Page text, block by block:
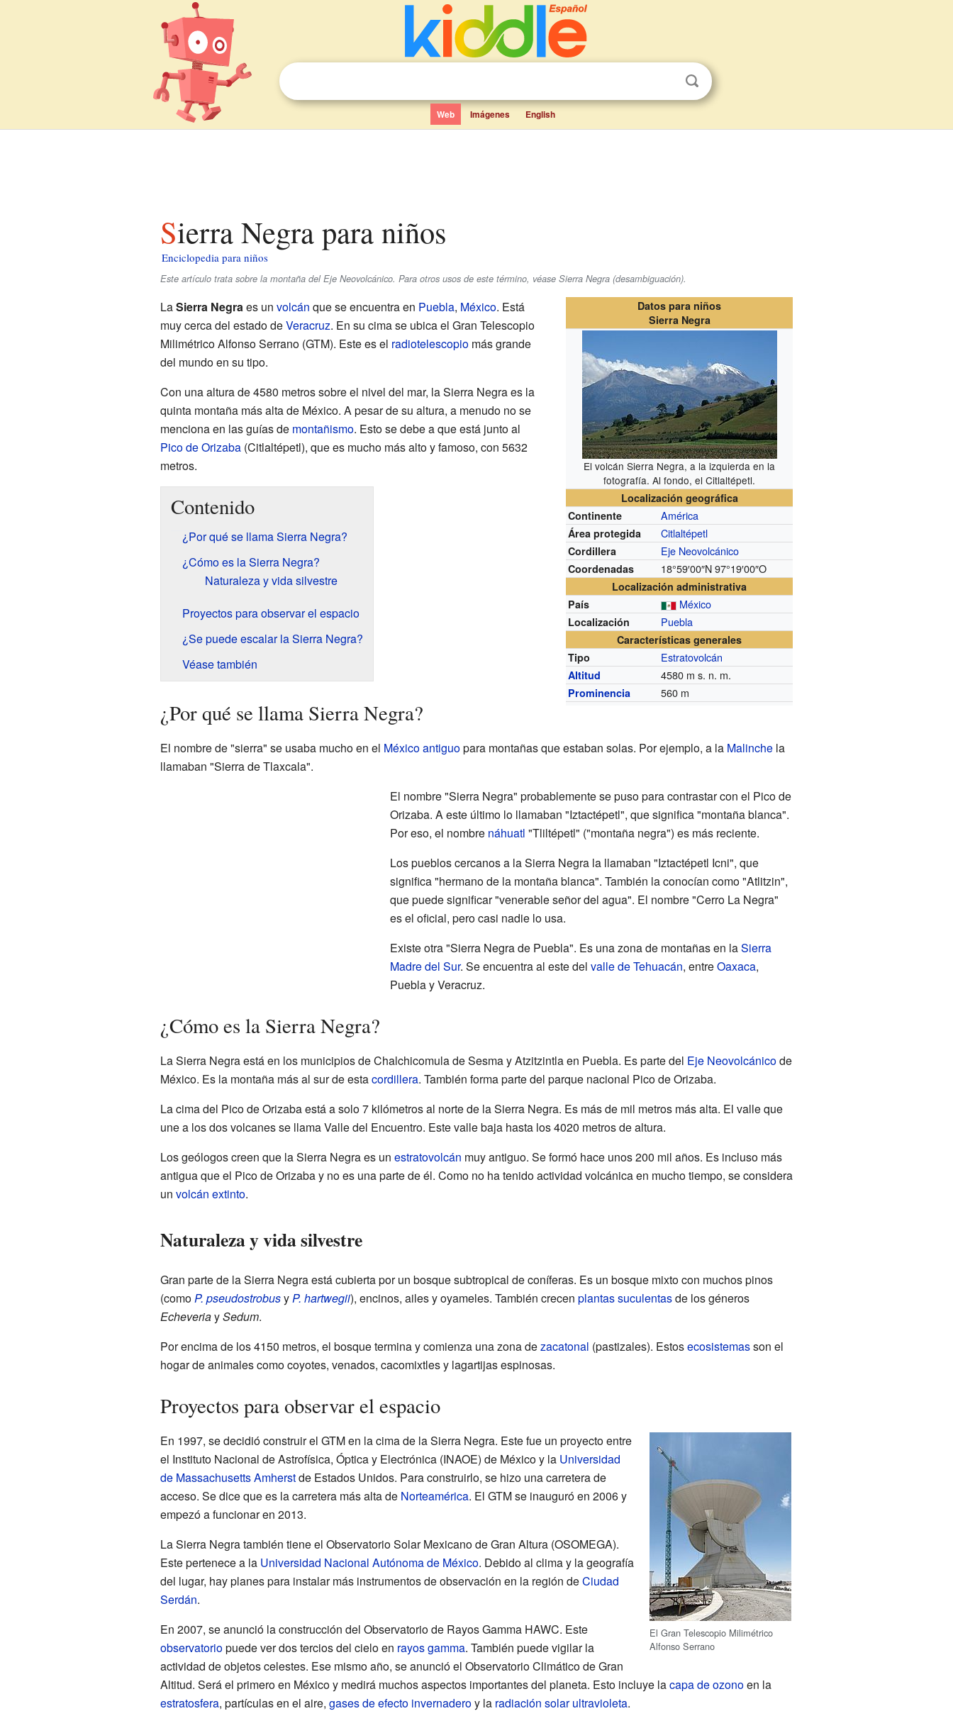
Web Imágenes English
Sierra Negra para niños
Enciclopedia para niños
Este artículo trata sobre la montaña del Eje Neovolcánico. Para otros usos de este término, véase Sierra Negra (desambiguación).
Datos para niños
Sierra Negra
El volcán Sierra Negra, a la izquierda en la
fotografía. Al fondo, el Citlaltépetl.
Localización geográfica
Continente
América
Área protegida Citlaltépetl
Cordillera Eje Neovolcánico
Coordenadas 18°59′00″N 97°19′00″O
Localización administrativa
País
México
Localización Puebla
Características generales
Tipo
Estratovolcán
Altitud 4580 m s. n. m.
Prominencia 560 m
LaSierra Negraes un volcán que se encuentra en Puebla, México. Está
muy cerca del estado deVeracruz. En su cima se ubica el Gran Telescopio
Milimétrico Alfonso Serrano (GTM). Este es el radiotelescopiomás grande
del mundo en su tipo.
Con una altura de 4580 metros sobre el nivel del mar, la Sierra Negra es la
quinta montaña más alta de México. A pesar de su altura, a menudo no se
menciona en las guías de montañismo. Esto se debe a que está junto al
Pico de Orizaba(Citlaltépetl), que es mucho más alto y famoso, con 5632
metros.
Contenido
¿Por qué se llama Sierra Negra?
¿Cómo es la Sierra Negra?
Naturaleza y vida silvestre
Proyectos para observar el espacio
¿Se puede escalar la Sierra Negra?
Véase también
¿Por qué se llama Sierra Negra?
El nombre de "sierra" se usaba mucho en el México antiguopara montañas que estaban solas. Por ejemplo, a la Malinchela
llamaban "Sierra de Tlaxcala".
El nombre "Sierra Negra" probablemente se puso para contrastar con el Pico de
Orizaba. A este último lo llamaban "Iztactépetl", que significa "montaña blanca".
Por eso, el nombre náhuatl "Tliltépetl" ("montaña negra") es más reciente.
Los pueblos cercanos a la Sierra Negra la llamaban "Iztactépetl Icni", que
significa "hermano de la montaña blanca". También la conocían como "Atlitzin",
que puede significar "venerable señor del agua". El nombre "Cerro La Negra"
es el oficial, pero casi nadie lo usa.
Existe otra "Sierra Negra de Puebla". Es una zona de montañas en laSierra
Madre del Sur. Se encuentra al este del valle de Tehuacán, entreOaxaca,
Puebla y Veracruz.
¿Cómo es la Sierra Negra?
La Sierra Negra está en los municipios de Chalchicomula de Sesma y Atzitzintla en Puebla. Es parte del Eje Neovolcánicode
México. Es la montaña más al sur de estacordillera. También forma parte del parque nacional Pico de Orizaba.
La cima del Pico de Orizaba está a solo 7 kilómetros al norte de la Sierra Negra. Es más de mil metros más alta. El valle que
une a los dos volcanes se llama Valle del Encuentro. Este valle baja hasta los 4020 metros de altura.
Los geólogos creen que la Sierra Negra es un estratovolcán muy antiguo. Se formó hace unos 200 mil años. Es incluso más
antigua que el Pico de Orizaba y no es una parte de él. Como no ha tenido actividad volcánica en mucho tiempo, se considera
un volcán extinto.
Naturaleza y vida silvestre
Gran parte de la Sierra Negra está cubierta por un bosque subtropical de coníferas. Es un bosque mixto con muchos pinos
(comoP. pseudostrobusyP. hartwegii), encinos, ailes y oyameles. También crecen plantas suculentasde los géneros
EcheveriaySedum.
Por encima de los 4150 metros, el bosque termina y comienza una zona dezacatonal (pastizales). Estosecosistemasson el
hogar de animales como coyotes, venados, cacomixtles y lagartijas espinosas.
Proyectos para observar el espacio
El Gran Telescopio Milimétrico
Alfonso Serrano
En 1997, se decidió construir el GTM en la cima de la Sierra Negra. Este fue un proyecto entre
el Instituto Nacional de Astrofísica, Óptica y Electrónica (INAOE) de México y la Universidad
de Massachusetts Amherstde Estados Unidos. Para construirlo, se hizo una carretera de
acceso. Se dice que es la carretera más alta de Norteamérica. El GTM se inauguró en 2006 y
empezó a funcionar en 2013.
La Sierra Negra también tiene el Observatorio Solar Mexicano de Gran Altura (OSOMEGA).
Este pertenece a la Universidad Nacional Autónoma de México. Debido al clima y la geografía
del lugar, hay planes para instalar más instrumentos de observación en la región deCiudad
Serdán.
En 2007, se anunció la construcción del Observatorio de Rayos Gamma HAWC. Este
observatoriopuede ver dos tercios del cielo en rayos gamma. También puede vigilar la
actividad de objetos celestes. Ese mismo año, se anunció el Observatorio Climático de Gran
Altitud. Será el primero en México y medirá muchos aspectos importantes del planeta. Esto incluye lacapa de ozonoen la
estratosfera, partículas en el aire, gases de efecto invernaderoy la radiación solar ultravioleta.